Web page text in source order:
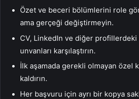
Özet ve beceri bölümlerini role
ama gerçeği değiştirmeyin.
CV, LinkedIn ve diğer
unvanları karşılaştırın.
İlk aşamada gerekli olmayan özel
kaldırın.
Her başvuru için ayrı bir kopya